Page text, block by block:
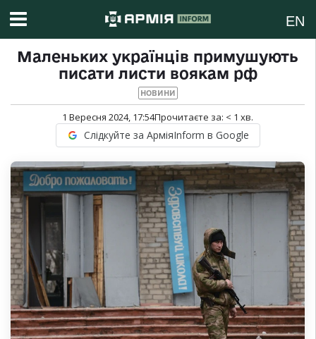
EN
Маленьких українців примушують
писати листи воякам рф
НОВИНИ
1 Вересня 2024, 17:54Прочитаєте за: < 1 хв.
Слідкуйте за АрміяInform в Google